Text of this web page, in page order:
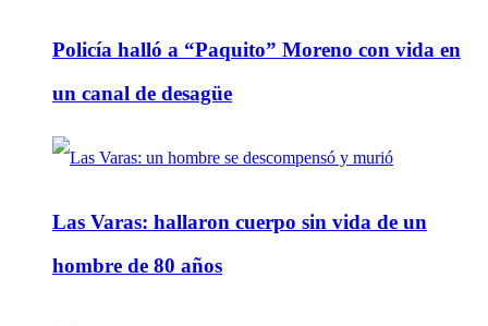
Policía halló a “Paquito” Moreno con vida en
un canal de desagüe
Las Varas: hallaron cuerpo sin vida de un
hombre de 80 años